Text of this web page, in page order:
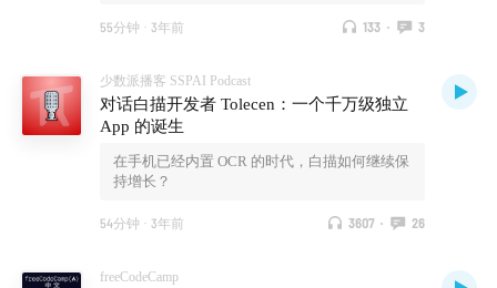
55分钟 · 3年前 133 · 3
少数派播客 SSPAI Podcast
对话白描开发者 Tolecen：一个千万级独立
App 的诞生
在手机已经内置 OCR 的时代，白描如何继续保
持增长？
54分钟 · 3年前 3607 · 26
freeCodeCamp